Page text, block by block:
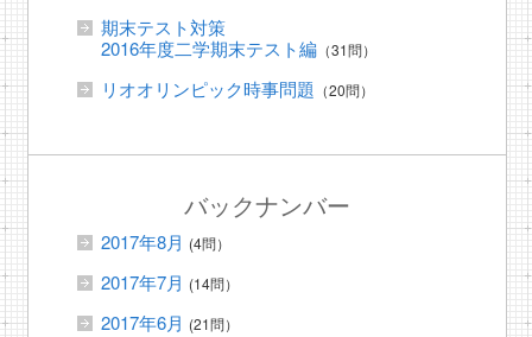
期末テスト対策
2016年度二学期末テスト編（31問）
リオオリンピック時事問題 （20問）
バックナンバー
2017年8月 (4問）
2017年7月 (14問）
2017年6月 (21問）